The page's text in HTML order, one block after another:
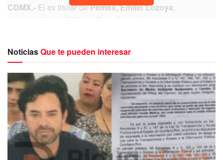
CDMX.- El ex titular dePemex,Emilio Lozoya,
fue
detenido en Málaga España
el día de ayer gracias a
los delitos de
operaciones con recursos de origen
ilícito
asociaciones delictuosas
Hay más mexicanos arrestados
en la
frontera E.U.
México
que
centroamericano.
https://t.co/jw9ZW4Cq05
— playaaldia (@playaaldia)February 13,
2020
El director dePEMEX Octavio Romero Oropezahabló
NoticiasQue te pueden interesar